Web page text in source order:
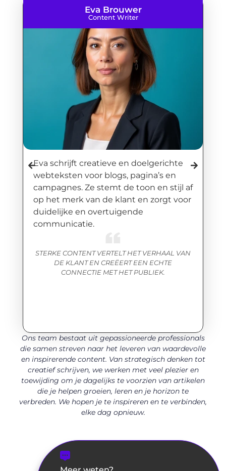
Eva Brouwer
Content Writer
Eva schrijft creatieve en doelgerichte
webteksten voor blogs, pagina’s en
campagnes. Ze stemt de toon en stijl af
op het merk van de klant en zorgt voor
duidelijke en overtuigende
communicatie.
STERKE CONTENT VERTELT HET VERHAAL VAN
DE KLANT EN CREËERT EEN ECHTE
CONNECTIE MET HET PUBLIEK.
Ons team bestaat uit gepassioneerde professionals
die samen streven naar het leveren van waardevolle
en inspirerende content. Van strategisch denken tot
creatief schrijven, we werken met veel plezier en
toewijding om je dagelijks te voorzien van artikelen
die je helpen groeien, leren en je horizon te
verbreden. We hopen je te inspireren en te verbinden,
elke dag opnieuw.